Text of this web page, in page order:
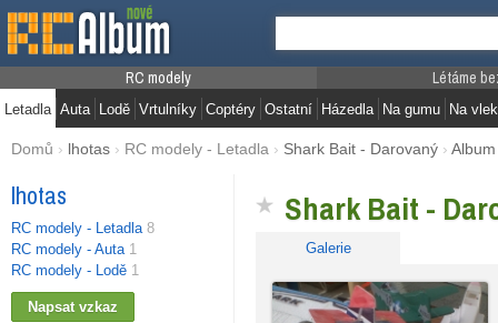
RC modely
Letadla Auta Lodě Vrtulníky Coptéry Ostatní
Létáme
Házedla Na gumu Na vlek
Domů › lhotas › RC modely - Letadla › Shark Bait - Darovaný ›
lhotas
RC modely - Letadla 8
RC modely - Auta 1
RC modely - Lodě 1
Shark Bait -
Galerie